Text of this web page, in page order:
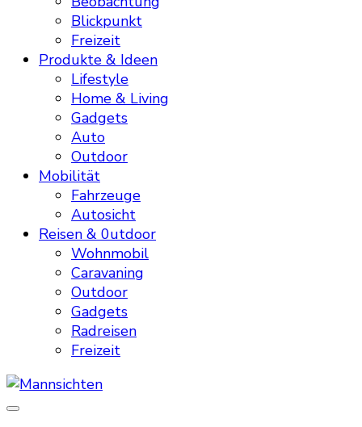
Blickpunkt
Freizeit
Produkte & Ideen
Lifestyle
Home & Living
Gadgets
Auto
Outdoor
Mobilität
Fahrzeuge
Autosicht
Reisen & 0utdoor
Wohnmobil
Caravaning
Outdoor
Gadgets
Radreisen
Freizeit
Mannsichten